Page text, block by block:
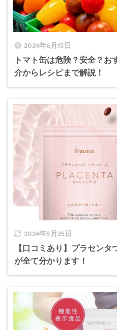
2024年6月15日
トマト缶は危険？安全？
介からレシピまで解説！
2024年5月25日
【口コミあり】プラセン
が全て分かります！